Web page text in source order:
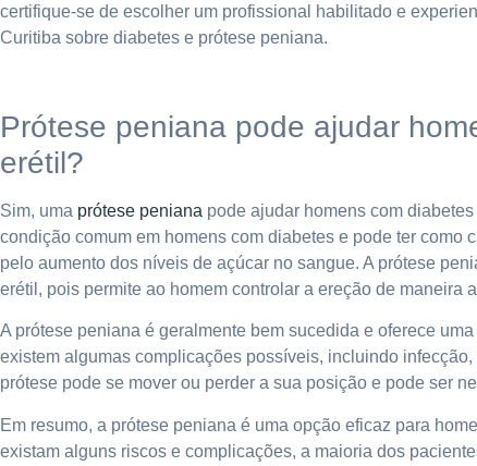
certifique-se de escolher um profissional habilitado e
Curitiba sobre diabetes e prótese peniana.
Prótese peniana pode ajudar
erétil?
Sim, uma prótese peniana pode ajudar homens com
condição comum em homens com diabetes e pode ter como
pelo aumento dos níveis de açúcar no sangue. A prótese
erétil, pois permite ao homem controlar a ereção de maneira
A prótese peniana é geralmente bem sucedida e oferece
existem algumas complicações possíveis, incluindo
prótese pode se mover ou perder a sua posição e pode ser
Em resumo, a prótese peniana é uma opção eficaz para
existam alguns riscos e complicações, a maioria dos